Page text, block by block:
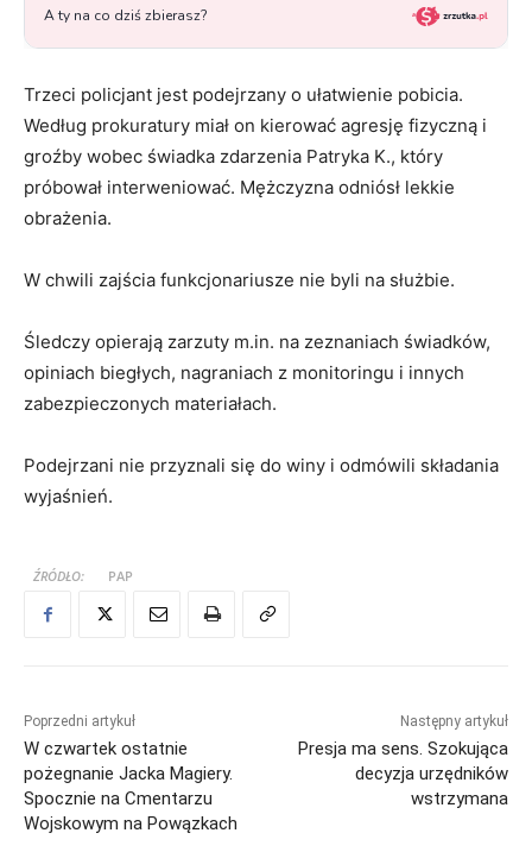
Trzeci policjant jest podejrzany o ułatwienie pobicia.
Według prokuratury miał on kierować agresję fizyczną i
groźby wobec świadka zdarzenia Patryka K., który
próbował interweniować. Mężczyzna odniósł lekkie
obrażenia.
W chwili zajścia funkcjonariusze nie byli na służbie.
Śledczy opierają zarzuty m.in. na zeznaniach świadków,
opiniach biegłych, nagraniach z monitoringu i innych
zabezpieczonych materiałach.
Podejrzani nie przyznali się do winy i odmówili składania
wyjaśnień.
ŹRÓDŁO: PAP
Poprzedni artykuł
W czwartek ostatnie
pożegnanie Jacka Magiery.
Spocznie na Cmentarzu
Wojskowym na Powązkach
Następny artykuł
Presja ma sens. Szokująca
decyzja urzędników
wstrzymana